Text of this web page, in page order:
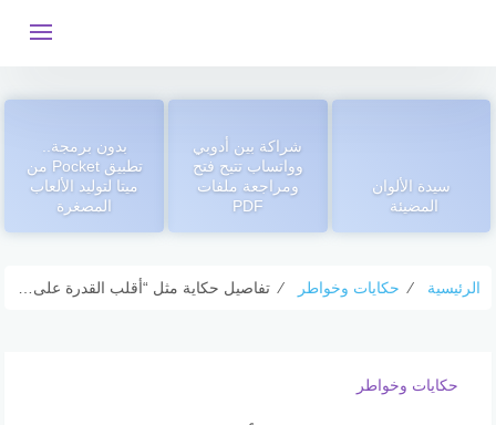
بدون برمجة..
تطبيق Pocket من
ميتا لتوليد الألعاب
المصغرة
شراكة بين أدوبي
وواتساب تتيح فتح
ومراجعة ملفات
PDF
سيدة الألوان
المضيئة
الرئيسية ⁄ حكايات وخواطر ⁄ تفاصيل حكاية مثل “أقلب القدرة على فمها تطلع البنت لامها”
حكايات وخواطر